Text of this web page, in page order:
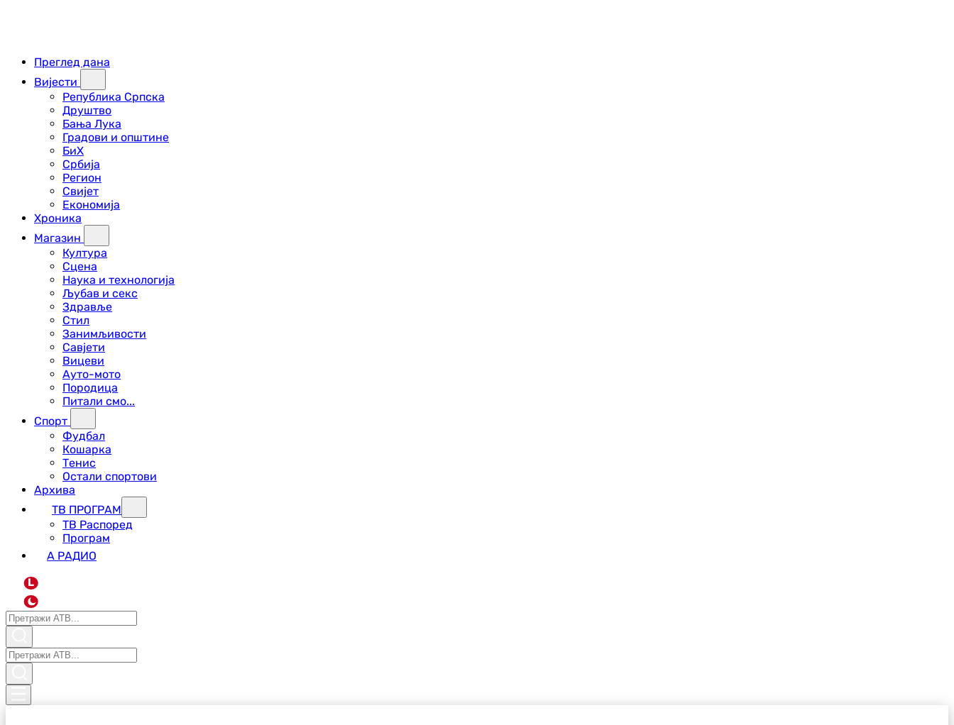
Преглед дана
Вијести
Република Српска
Друштво
Бања Лука
Градови и општине
БиХ
Србија
Регион
Свијет
Економија
Хроника
Магазин
Култура
Сцена
Наука и технологија
Љубав и секс
Здравље
Стил
Занимљивости
Савјети
Вицеви
Ауто-мото
Породица
Питали смо...
Спорт
Фудбал
Кошарка
Тенис
Остали спортови
Архива
ТВ ПРОГРАМ
ТВ Распоред
Програм
А РАДИО
L